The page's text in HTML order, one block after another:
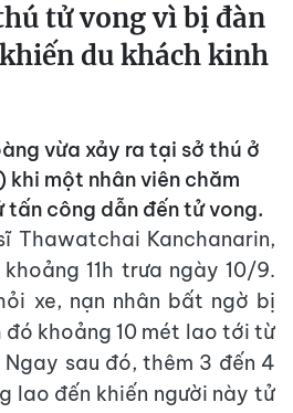
tử vong vì bị đàn
du khách kinh
vừa xảy ra tại sở thú ở
khi một nhân viên chăm
tấn công dẫn đến tử vong.
Thawatchai Kanchanarin,
11h trưa ngày 10/9.
xe, nạn nhân bất ngờ bị
khoảng 10 mét lao tới từ
sau đó, thêm 3 đến 4
lao đến khiến người này tử